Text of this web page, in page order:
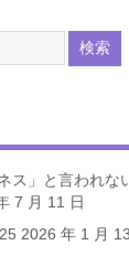
ス」と言われな
7 月 11 日
2026 年 1 月